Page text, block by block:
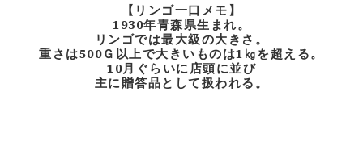
【リンゴ一口メモ】
1930年青森県生まれ。
リンゴでは最大級の大きさ。
重さは500Ｇ以上で大きいものは1㎏を超える。
10月ぐらいに店頭に並び
主に贈答品として扱われる。